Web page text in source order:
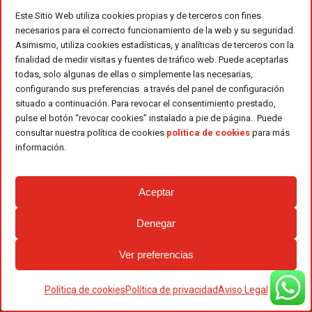
Este Sitio Web utiliza cookies propias y de terceros con fines
necesarios para el correcto funcionamiento de la web y su seguridad.
Asimismo, utiliza cookies estadísticas, y analíticas de terceros con la
finalidad de medir visitas y fuentes de tráfico web. Puede aceptarlas
todas, solo algunas de ellas o simplemente las necesarias,
configurando sus preferencias a través del panel de configuración
situado a continuación. Para revocar el consentimiento prestado,
pulse el botón “revocar cookies” instalado a pie de página. Puede
consultar nuestra política de cookies política de cookies para más
información.
Aceptar
Denegar
Ver preferencias
Política de cookiesPolítica de privacidadAviso Legal
distribuidores BPP, como es Ferri
Villena. Para acceder a la promo
hay que registrar la máquina en la
Web deBosch Profesional
Noticias relacionadas